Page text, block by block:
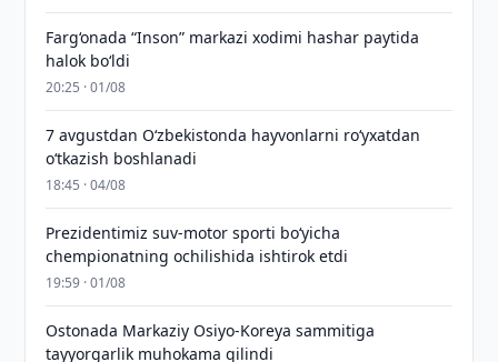
Farg‘onada “Inson” markazi xodimi hashar paytida
halok bo‘ldi
20:25 · 01/08
7 avgustdan O‘zbekistonda hayvonlarni ro‘yxatdan
o‘tkazish boshlanadi
18:45 · 04/08
Prezidentimiz suv-motor sporti bo‘yicha
chempionatning ochilishida ishtirok etdi
19:59 · 01/08
Ostonada Markaziy Osiyo-Koreya sammitiga
tayyorgarlik muhokama qilindi